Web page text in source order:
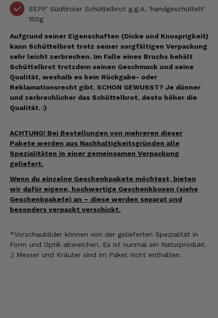
SEPP'Südtiroler Schüttelbrot g.g.A. 'handgeschüttelt'
150g
Aufgrund seiner Eigenschaften (Dicke und Knusprigkeit)
kann Schüttelbrot trotz seiner sorgfältigen Verpackung
sehr leicht zerbrechen. Im Falle eines Bruchs behält
Schüttelbrot trotzdem seinen Geschmack und seine
Qualität, weshalb es kein Rückgabe- oder
Reklamationsrecht gibt. SCHON GEWUSST? Je dünner
und zerbrechlicher das Schüttelbrot, desto höher die
Qualität. :)
ACHTUNG! Bei Bestellungen von mehreren dieser
Pakete werden aus Nachhaltigkeitsgründen alle
Spezialitäten in einer gemeinsamen Verpackung
geliefert.
Wenn du einzelne Geschenkpakete möchtest, bieten
wir dafür eigene, hochwertige Geschenkboxen (siehe
Geschenkpakete) an – diese werden separat und
besonders verpackt verschickt.
*Vorschaubilder können von der gelieferten Spezialität in
Form und Optik abweichen. Es ist nunmal ein Naturprodukt.
;) Messer und Kräuter sind im Paket nicht enthalten.